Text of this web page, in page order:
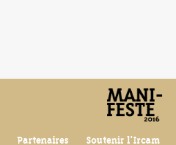
Partenaires Soutenir l'Ircam